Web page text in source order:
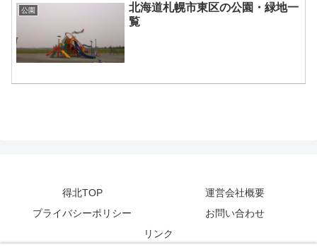
公園
北海道札幌市東区の公園・緑地一
覧
得北TOP
運営会社概要
プライバシーポリシー
お問い合わせ
リンク